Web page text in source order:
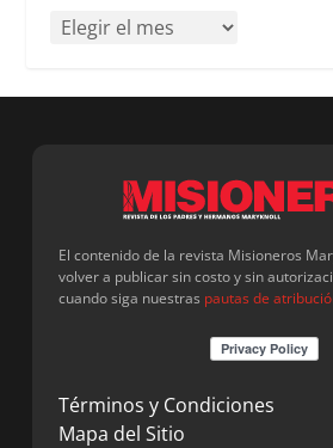
El contenido de la revista Misioneros
volver a publicar sin costo y sin
cuando siga nuestras pautas de
Términos y Condiciones
Mapa del Sitio